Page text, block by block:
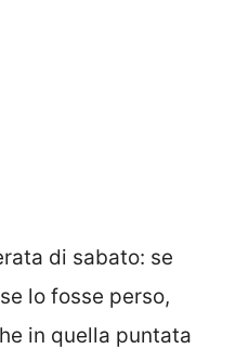
di sabato: se
lo fosse perso,
in quella puntata